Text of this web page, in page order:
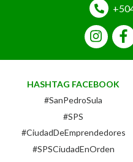
HASHTAG FACEBOOK
#SanPedroSula
#SPS
#CiudadDeEmprendedores
#SPSCiudadEnOrden